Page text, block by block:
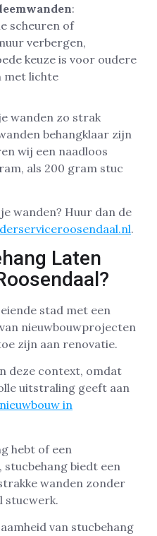
:
scheuren of
verbergen,
keuze is voor oudere
met lichte
wanden zo strak
behangklaar zijn
wij een naadloos
als 200 gram stuc
wanden? Huur dan de
.
Laten
stad met een
nieuwbouwprojecten
zijn aan renovatie.
deze context, omdat
uitstraling geeft aan
nieuwbouw in
hebt of een
biedt een
wanden zonder
stucwerk.
van stucbehang